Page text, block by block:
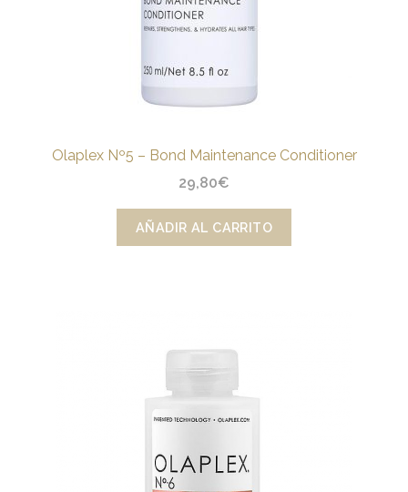
Olaplex Nº5 – Bond Maintenance Conditioner
29,80€
AÑADIR AL CARRITO